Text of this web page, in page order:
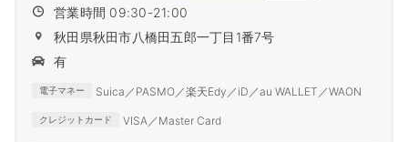
営業時間 09:30-21:00
秋田県秋田市八橋田五郎一丁目1番7号
有
電子マネー Suica／PASMO／楽天Edy／iD／au WALLET／WAON
クレジットカード VISA／Master Card